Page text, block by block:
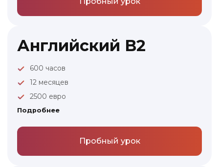
Английский B2
600 часов
12 месяцев
2500 евро
Подробнее
Пробный урок